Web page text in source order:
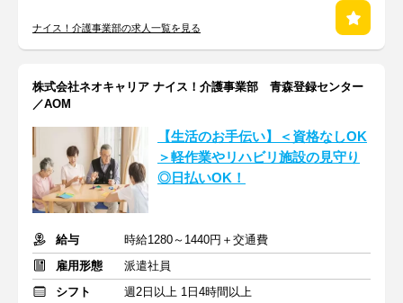
ナイス！介護事業部の求人一覧を見る
株式会社ネオキャリア ナイス！介護事業部 青森登録センター
／AOM
【生活のお手伝い】＜資格なしOK
＞軽作業やリハビリ施設の見守り
◎日払いOK！
給与
時給1280～1440円＋交通費
雇用形態
派遣社員
シフト
週2日以上 1日4時間以上